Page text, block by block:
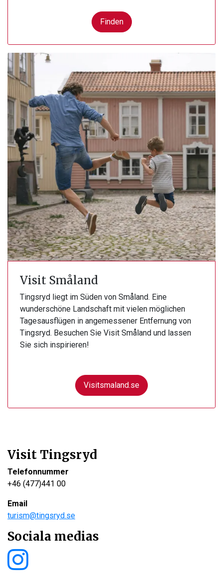
Finden
Visit Småland
Tingsryd liegt im Süden von Småland. Eine
wunderschöne Landschaft mit vielen möglichen
Tagesausflügen in angemessener Entfernung von
Tingsryd. Besuchen Sie Visit Småland und lassen
Sie sich inspirieren!
Visitsmaland.se
Visit Tingsryd
Telefonnummer
+46 (477)441 00
Email
turism@tingsryd.se
Sociala medias